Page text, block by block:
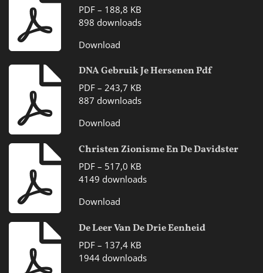
PDF – 188,8 KB
898 downloads
Download
DNA Gebruik Je Hersenen Pdf
PDF – 243,7 KB
887 downloads
Download
Christen Zionisme En De Davidster
PDF – 517,0 KB
4149 downloads
Download
De Leer Van De Drie Eenheid
PDF – 137,4 KB
1944 downloads